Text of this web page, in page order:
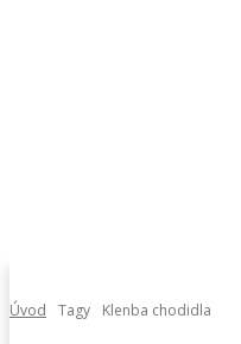
Úvod Tagy Klenba chodidla